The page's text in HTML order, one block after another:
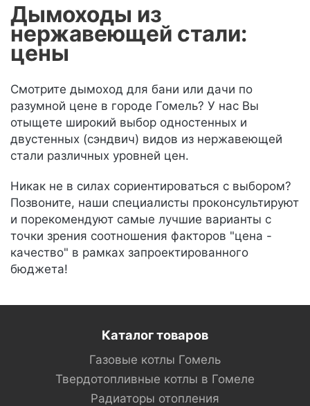
Дымоходы из
нержавеющей стали:
цены
Смотрите дымоход для бани или дачи по
разумной цене в городе Гомель? У нас Вы
отыщете широкий выбор одностенных и
двустенных (сэндвич) видов из нержавеющей
стали различных уровней цен.
Никак не в силах сориентироваться с выбором?
Позвоните, наши специалисты проконсультируют
и порекомендуют самые лучшие варианты с
точки зрения соотношения факторов "цена -
качество" в рамках запроектированного
бюджета!
Каталог товаров
Газовые котлы Гомель
Твердотопливные котлы в Гомеле
Радиаторы отопления